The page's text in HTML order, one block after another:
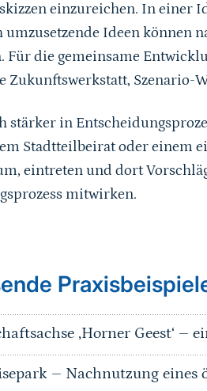
einzureichen. In einer
umzusetzende Ideen
Für die gemeinsame
Zukunftswerkstatt, Szenario-
stärker in
Stadtteilbeirat oder einem
eintreten und dort
mitwirken.
‚Horner Geest‘
– Nachnutzung